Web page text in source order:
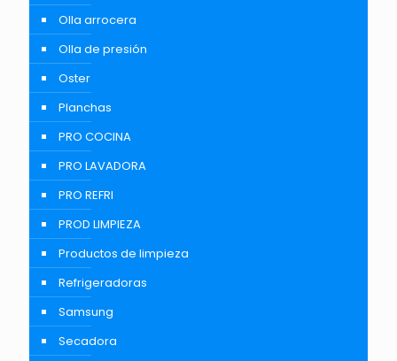
Olla arrocera
Olla de presión
Oster
Planchas
PRO COCINA
PRO LAVADORA
PRO REFRI
PROD LIMPIEZA
Productos de limpieza
Refrigeradoras
Samsung
Secadora